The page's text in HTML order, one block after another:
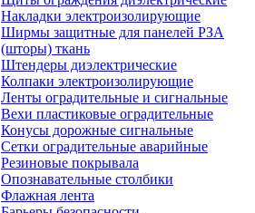
Накладки электроизолирующие
Ширмы защитные для панелей РЗА
(шторы) ткань
Штендеры диэлектрические
Колпаки электроизолирующие
Ленты оградительные и сигнальные
Вехи пластиковые оградительные
Конусы дорожные сигнальные
Сетки оградительные аварийные
Резиновые покрывала
Опознавательные столбики
Флажная лента